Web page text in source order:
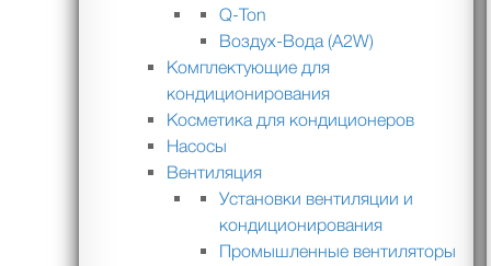
Q-Ton
Воздух-Вода (A2W)
Комплектующие для
кондиционирования
Косметика для кондиционеров
Насосы
Вентиляция
Установки вентиляции и
кондиционирования
Промышленные вентиляторы